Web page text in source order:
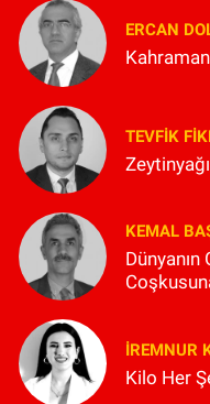
ERCAN
TEVFIK
KEMAL
İREMNUR
Kilo Her